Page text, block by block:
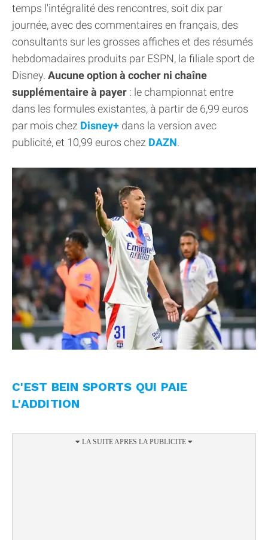
temps l'intégralité des rencontres, soit dix par
journée, avec des commentaires en français, des
consultants sur les grosses affiches et des résumés
hebdomadaires produits par ESPN, la filiale sport de
Disney. Aucune option à cocher ni chaîne
supplémentaire à payer : le championnat entre
dans les formules existantes, à partir de 6,99 euros
par mois chez Disney+ dans la version avec
publicité, et 10,99 euros chez DAZN.
C'EST BEIN SPORTS QUI PAIE
L'ADDITION